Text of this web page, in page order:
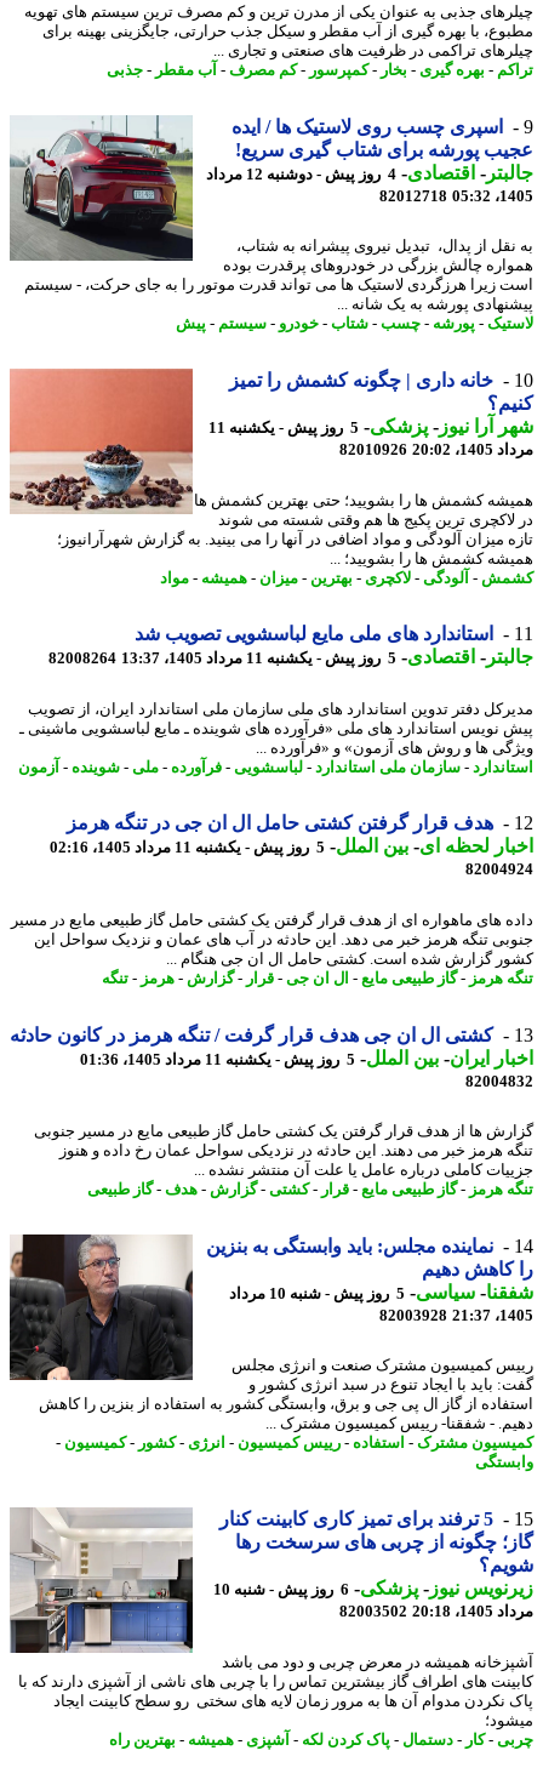
جذبی به عنوان یکی از مدرن ترین و کم مصرف ترین سیستم های تهویه
با بهره گیری از آب مقطر و سیکل جذب حرارتی، جایگزینی بهینه برای
تراکمی در ظرفیت های صنعتی و تجاری ...
-بهره گیری- بخار -کمپرسور -کم مصرف- آب مقطر-جذبی
اسپری چسب روی لاستیک ها / ایده
پورشه برای شتاب گیری سریع!
-اقتصادی-
4 روز پیش - دوشنبه 12 مرداد
82012718
از پدال، تبدیل نیروی پیشرانه به شتاب،
چالش بزرگی در خودروهای پرقدرت بوده
زیرا هرزگردی لاستیک ها می تواند قدرت موتور را به جای حرکت، - سیستم
پورشه به یک شانه ...
-پورشه-چسب-شتاب-خودرو-سیستم-پیش
خانه داری | چگونه کشمش را تمیز
آرا نیوز-پزشکی-
5 روز پیش - یکشنبه 11
20:02
82010926
کشمش ها را بشویید؛ حتی بهترین کشمش ها
ترین پکیج ها هم وقتی شسته می شوند
میزان آلودگی و مواد اضافی در آنها را می بینید. به گزارش شهرآرانیوز؛
کشمش ها را بشویید؛ ...
-آلودگی-لاکچری- بهترین- میزان- همیشه-مواد
استاندارد های ملی مایع لباسشویی تصویب شد
-اقتصادی-5 روز پیش - یکشنبه 11 مرداد 1405، 13:37 82008264
دفتر تدوین استاندارد های ملی سازمان ملی استاندارد ایران، از تصویب
نویس استاندارد های ملی «فرآورده های شوینده ـ مایع لباسشویی ماشینی ـ
ها و روش های آزمون» و «فرآورده ...
- سازمان ملی استاندارد- لباسشویی-فرآورده- ملی -شوینده-آزمون
هدف قرار گرفتن کشتی حامل ال ان جی در تنگه هرمز
لحظه ای- بین الملل-5 روز پیش - یکشنبه 11 مرداد 1405، 02:16
های ماهواره ای از هدف قرار گرفتن یک کشتی حامل گاز طبیعی مایع در مسیر
تنگه هرمز خبر می دهد. این حادثه در آب های عمان و نزدیک سواحل این
گزارش شده است. کشتی حامل ال ان جی هنگام ...
هرمز- گاز طبیعی مایع -ال ان جی-قرار - گزارش -هرمز- تنگه
کشتی ال ان جی هدف قرار گرفت / تنگه هرمز در کانون حادثه
ایران- بین الملل-5 روز پیش - یکشنبه 11 مرداد 1405، 01:36
ها از هدف قرار گرفتن یک کشتی حامل گاز طبیعی مایع در مسیر جنوبی
هرمز خبر می دهند. این حادثه در نزدیکی سواحل عمان رخ داده و هنوز
کاملی درباره عامل یا علت آن منتشر نشده ...
هرمز- گاز طبیعی مایع -قرار - کشتی-گزارش -هدف-گاز طبیعی
نماینده مجلس: باید وابستگی به بنزین
کاهش دهیم
-سیاسی-
5 روز پیش - شنبه 10 مرداد
82003928
کمیسیون مشترک صنعت و انرژی مجلس
باید با ایجاد تنوع در سبد انرژی کشور و
از گاز ال پی جی و برق، وابستگی کشور به استفاده از بنزین را کاهش
- شفقنا- رییس کمیسیون مشترک ...
مشترک- استفاده-رییس کمیسیون-انرژی-کشور-کمیسیون-
5 ترفند برای تمیز کاری کابینت کنار
چگونه از چربی های سرسخت رها
نیوز-پزشکی-
6 روز پیش - شنبه 10
20:18
82003502
همیشه در معرض چربی و دود می باشد
های اطراف گاز بیشترین تماس را با چربی های ناشی از آشپزی دارند که با
نکردن مدوام آن ها به مرور زمان لایه های سختی رو سطح کابینت ایجاد
- کار -دستمال-پاک کردن لکه-آشپزی- همیشه-بهترین راه